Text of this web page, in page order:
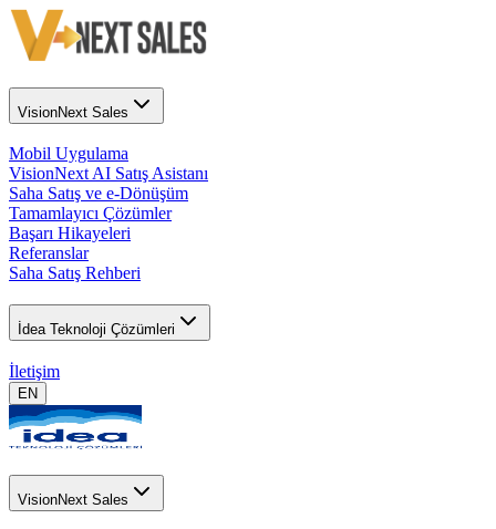
VisionNext Sales
Mobil Uygulama
VisionNext AI Satış Asistanı
Saha Satış ve e-Dönüşüm
Tamamlayıcı Çözümler
Başarı Hikayeleri
Referanslar
Saha Satış Rehberi
İdea Teknoloji Çözümleri
İletişim
EN
VisionNext Sales